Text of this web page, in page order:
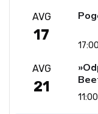
AVG
17
AVG
21